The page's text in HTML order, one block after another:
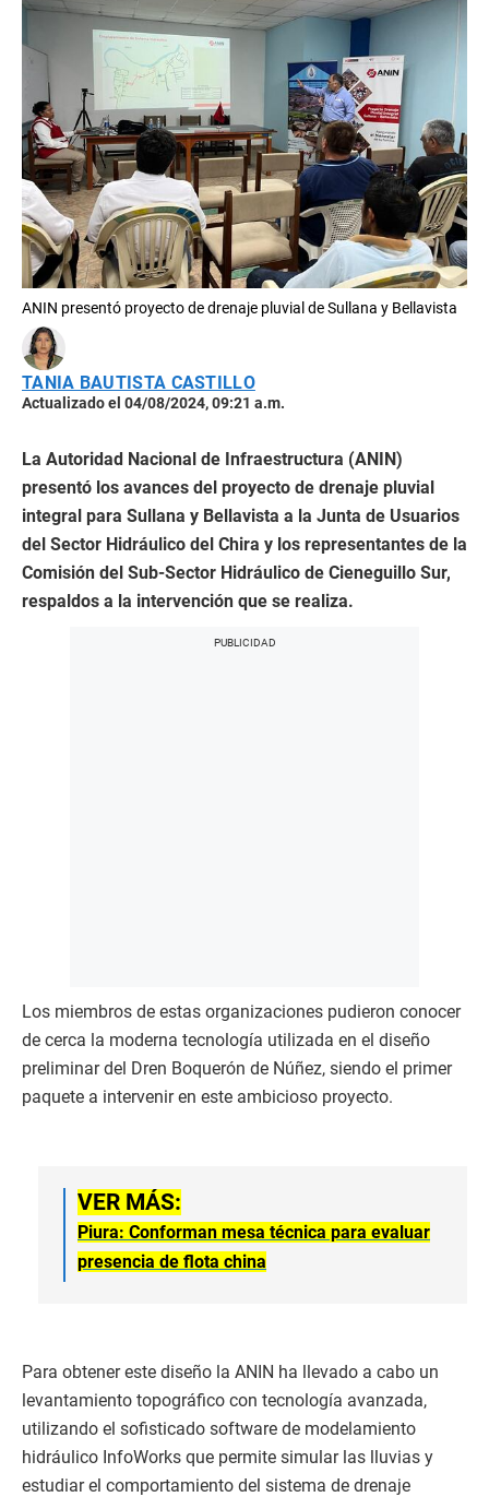
ANIN presentó proyecto de drenaje pluvial de Sullana y Bellavista
TANIA BAUTISTA CASTILLO
Actualizado el 04/08/2024, 09:21 a.m.
La Autoridad Nacional de Infraestructura (ANIN)
presentó los avances del proyecto de drenaje pluvial
integral para Sullana y Bellavista a la Junta de Usuarios
del Sector Hidráulico del Chira y los representantes de la
Comisión del Sub-Sector Hidráulico de Cieneguillo Sur,
respaldos a la intervención que se realiza.
Los miembros de estas organizaciones pudieron conocer
de cerca la moderna tecnología utilizada en el diseño
preliminar del Dren Boquerón de Núñez, siendo el primer
paquete a intervenir en este ambicioso proyecto.
VER MÁS:
Piura: Conforman mesa técnica para evaluar
presencia de flota china
Para obtener este diseño la ANIN ha llevado a cabo un
levantamiento topográfico con tecnología avanzada,
utilizando el sofisticado software de modelamiento
hidráulico InfoWorks que permite simular las lluvias y
estudiar el comportamiento del sistema de drenaje